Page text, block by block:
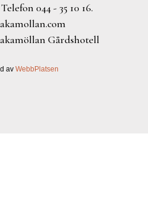
044 - 35 10 16.
Gårdshotell
av WebbPlatsen